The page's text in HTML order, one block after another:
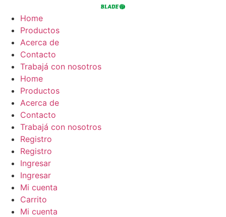
contenido
Home
Productos
Acerca de
Contacto
Trabajá con nosotros
Home
Productos
Acerca de
Contacto
Trabajá con nosotros
Registro
Registro
Ingresar
Ingresar
Mi cuenta
Carrito
Mi cuenta